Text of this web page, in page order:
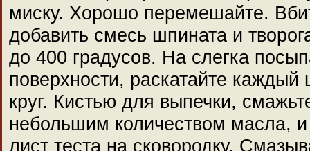
миску. Хорошо перемешайте.
добавить смесь шпината и
до 400 градусов. На слегка
поверхности, раскатайте каждый
круг. Кистью для выпечки,
небольшим количеством масла,
лист теста на сковородку.